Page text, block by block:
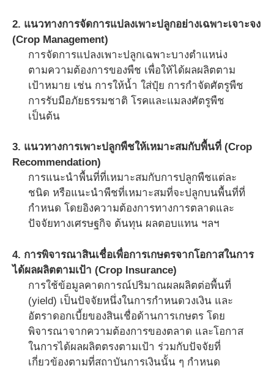
2. แนวทางการจัดการแปลงเพาะปลูกอย่างเฉพาะเจาะจง
(Crop Management)
การจัดการแปลงเพาะปลูกเฉพาะบางตำแหน่ง
ตามความต้องการของพืช เพื่อให้ได้ผลผลิตตาม
เป้าหมาย เช่น การให้น้ำ ใส่ปุ๋ย การกำจัดศัตรูพืช
การรับมือภัยธรรมชาติ โรคและแมลงศัตรูพืช
เป็นต้น
3. แนวทางการเพาะปลูกพืชให้เหมาะสมกับพื้นที่ (Crop
Recommendation)
การแนะนำพื้นที่ที่เหมาะสมกับการปลูกพืชแต่ละ
ชนิด หรือแนะนำพืชที่เหมาะสมที่จะปลูกบนพื้นที่ที่
กำหนด โดยอิงความต้องการทางการตลาดและ
ปัจจัยทางเศรษฐกิจ ต้นทุน ผลตอบแทน ฯลฯ
4. การพิจารณาสินเชื่อเพื่อการเกษตรจากโอกาสในการ
ได้ผลผลิตตามเป้า (Crop Insurance)
การใช้ข้อมูลคาดการณ์ปริมาณผลผลิตต่อพื้นที่
(yield) เป็นปัจจัยหนึ่งในการกำหนดวงเงิน และ
อัตราดอกเบี้ยของสินเชื่อด้านการเกษตร โดย
พิจารณาจากความต้องการของตลาด และโอกาส
ในการได้ผลผลิตตรงตามเป้า ร่วมกับปัจจัยที่
เกี่ยวข้องตามที่สถาบันการเงินนั้น ๆ กำหนด